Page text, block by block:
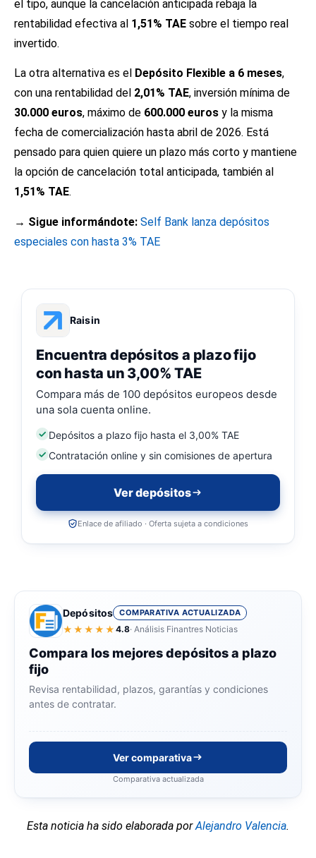
el tipo, aunque la cancelación anticipada rebaja la
rentabilidad efectiva al 1,51% TAE sobre el tiempo real
invertido.
La otra alternativa es el Depósito Flexible a 6 meses,
con una rentabilidad del 2,01% TAE, inversión mínima de
30.000 euros, máximo de 600.000 euros y la misma
fecha de comercialización hasta abril de 2026. Está
pensado para quien quiere un plazo más corto y mantiene
la opción de cancelación total anticipada, también al
1,51% TAE.
→ Sigue informándote: Self Bank lanza depósitos
especiales con hasta 3% TAE
Raisin
Encuentra depósitos a plazo fijo
con hasta un 3,00% TAE
Compara más de 100 depósitos europeos desde
una sola cuenta online.
Depósitos a plazo fijo hasta el 3,00% TAE
Contratación online y sin comisiones de apertura
Ver depósitos
Enlace de afiliado · Oferta sujeta a condiciones
Depósitos COMPARATIVA ACTUALIZADA
★★★★★ 4.8· Análisis Finantres Noticias
Compara los mejores depósitos a plazo
fijo
Revisa rentabilidad, plazos, garantías y condiciones
antes de contratar.
Ver comparativa
Comparativa actualizada
Esta noticia ha sido elaborada porAlejandro Valencia.